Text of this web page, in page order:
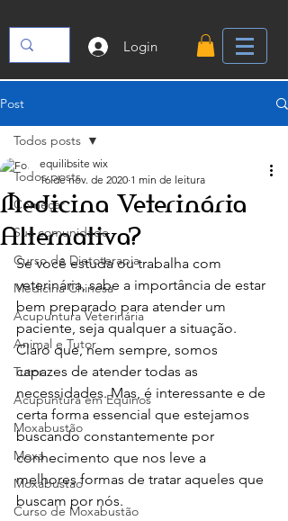
Login
Post
Todos posts
Começar
Sua comunidade
Curso de Dietoterapia
Medicina Chinesa
Acupuntura Veterinária
Animal e Tutor
Tutor
Acupuntura em Equinos
Moxabustão
Moxa
Moxabustao
Curso de Moxabustão
Todos posts
Medicina Veterinária
Alternativa?
equilibsite wix
16 de nov. de 2020 1 min de leitura
Se você estuda ou trabalha com
veterinária, sabe a importância de estar
bem preparado para atender um
paciente, seja qualquer a situação.
Claro que, nem sempre, somos
capazes de atender todas as
necessidades. Mas, é interessante e de
certa forma essencial que estejamos
buscando constantemente por
conhecimento que nos leve a
melhores formas de tratar aqueles que
buscam por nós.